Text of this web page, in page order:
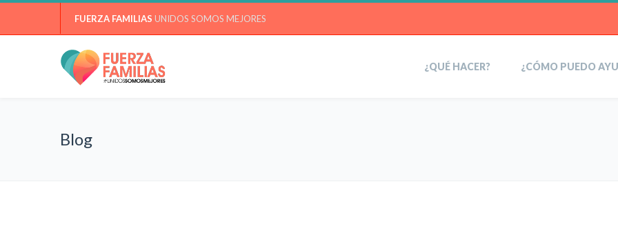
FUERZA FAMILIAS UNIDOS SOMOS MEJORES
¿QUÉ HACER? ¿CÓMO PUEDO
Blog